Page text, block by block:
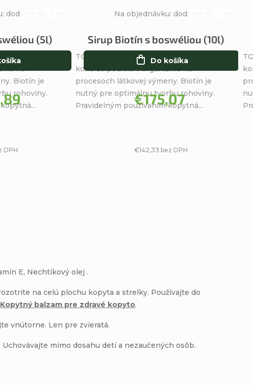
pre
na
Biotín je
rohoviny.
(5l)
produktu
4,3
z
5
hviezdičiek.
dodanie do 7 dní
DPH
TOPVET Sirup Biotín s boswéliou pre
kone sa podieľa v organizme na
procesoch látkovej výmeny. Biotín je
nutný pre optimálnu tvorbu rohoviny.
Pravidelným používaním kopytná...
Sirup Biotín s boswéliou (10l)
produktu
5,0
z
5
hviezdičiek.
Na objednávku: dodanie do 7 dní
€142,33 bez DPH
€175,07
Do košíka
E, Nechtíkový olej .
na celú plochu kopyta a strelky. Používajte do
Kopytný balzam pre zdravé kopyto.
vnútorne. Len pre zvieratá.
mimo dosahu detí a nezaučených osôb.